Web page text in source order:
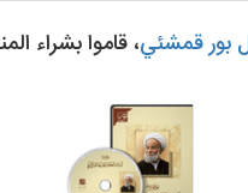
بور قمشئي، قاموا بشراء